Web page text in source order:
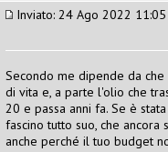
Inviato: 24 Ago 2022 11:05
Secondo me dipende da
di vita e, a parte l'olio che
20 e passa anni fa. Se è
fascino tutto suo, che
anche perché il tuo budget